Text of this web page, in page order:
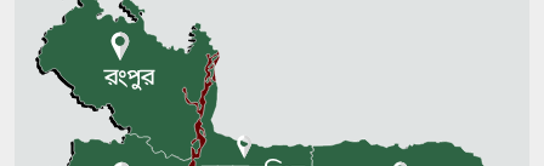
সাতক্ষীরায় বজ্রপাতে ব্যবসায়ী নিহত